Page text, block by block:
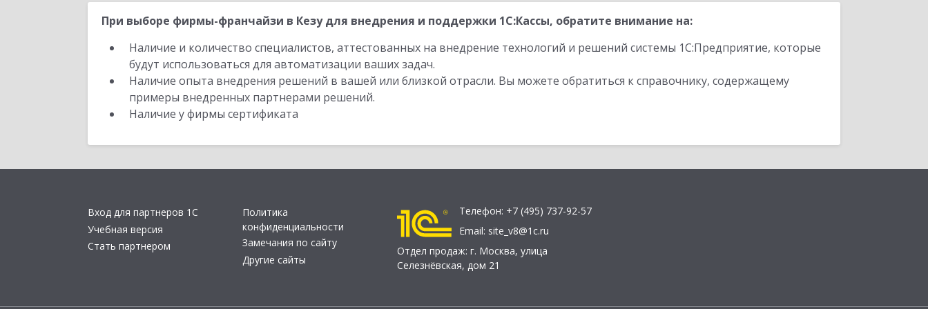
При выборе фирмы-франчайзи в Кезу для внедрения и поддержки 1С:Кассы, обратите внимание на:
Наличие и количество специалистов, аттестованных на внедрение технологий и решений системы 1С:Предприятие, которые
будут использоваться для автоматизации ваших задач.
Наличие опыта внедрения решений в вашей или близкой отрасли. Вы можете обратиться к справочнику, содержащему
примеры внедренных партнерами решений.
Наличие у фирмы сертификата
Вход для партнеров 1С
Учебная версия
Стать партнером
Политика
конфиденциальности
Замечания по сайту
Другие сайты
Телефон: +7 (495) 737-92-57
Email: site_v8@1c.ru
Отдел продаж: г. Москва, улица
Селезнёвская, дом 21